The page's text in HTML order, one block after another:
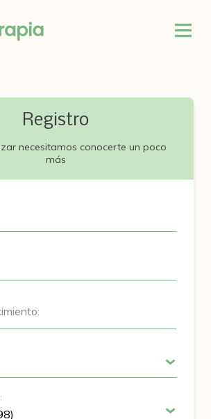
Registro
necesitamos conocerte un poco
más